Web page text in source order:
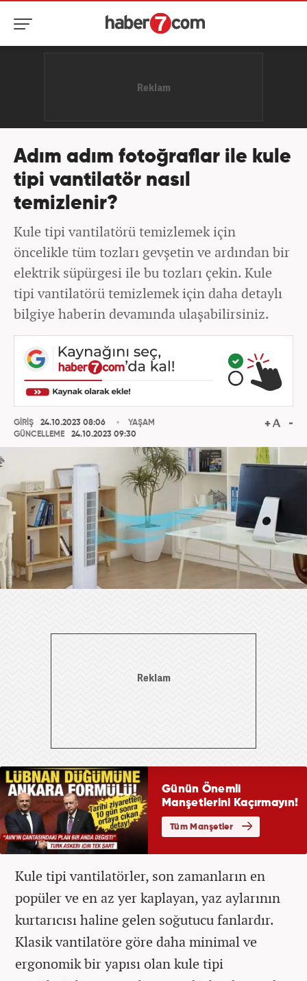
Adım adım fotoğraflar ile kule
tipi vantilatör nasıl
temizlenir?
Kule tipi vantilatörü temizlemek için
öncelikle tüm tozları gevşetin ve ardından bir
elektrik süpürgesi ile bu tozları çekin. Kule
tipi vantilatörü temizlemek için daha detaylı
bilgiye haberin devamında ulaşabilirsiniz.
GİRİŞ
24.10.2023 08:06
GÜNCELLEME
24.10.2023 09:30
YAŞAM
Kule tipi vantilatörler, son zamanların en
popüler ve en az yer kaplayan, yaz aylarının
kurtarıcısı haline gelen soğutucu fanlardır.
Klasik vantilatöre göre daha minimal ve
ergonomik bir yapısı olan kule tipi